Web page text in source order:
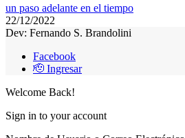
un paso adelante en el tiempo
22/12/2022
Dev: Fernando S. Brandolini
Facebook
🫡 Ingresar
Welcome Back!
Sign in to your account